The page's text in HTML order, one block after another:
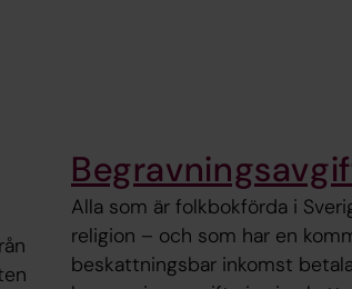
Alla som är folkbokförda i
religion – och som har en
beskattningsbar inkomst